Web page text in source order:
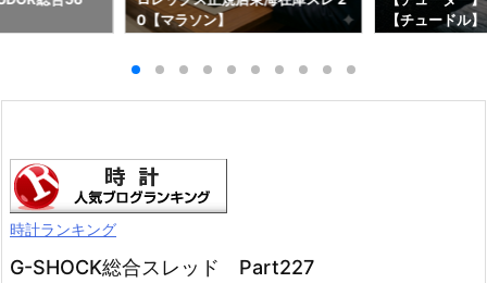
0【マラソン】
【チュードル】
時計ランキング
G-SHOCK総合スレッド Part227